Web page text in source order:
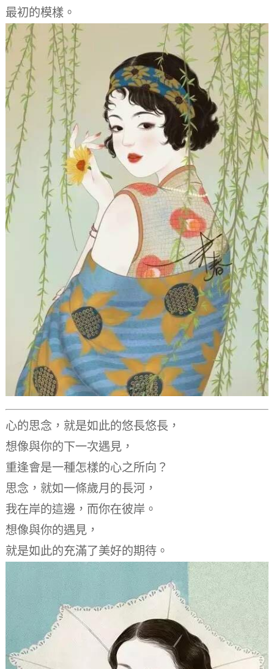
最初的模樣。
心的思念，就是如此的悠長悠長，
想像與你的下一次遇見，
重逢會是一種怎樣的心之所向？
思念，就如一條歲月的長河，
我在岸的這邊，而你在彼岸。
想像與你的遇見，
就是如此的充滿了美好的期待。